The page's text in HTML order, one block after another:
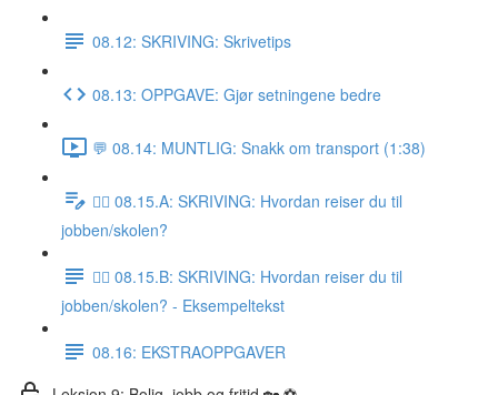
08.12: SKRIVING: Skrivetips
08.13: OPPGAVE: Gjør setningene bedre
💬 08.14: MUNTLIG: Snakk om transport (1:38)
✍🏼 08.15.A: SKRIVING: Hvordan reiser du til
jobben/skolen?
✍🏼 08.15.B: SKRIVING: Hvordan reiser du til
jobben/skolen? - Eksempeltekst
08.16: EKSTRAOPPGAVER